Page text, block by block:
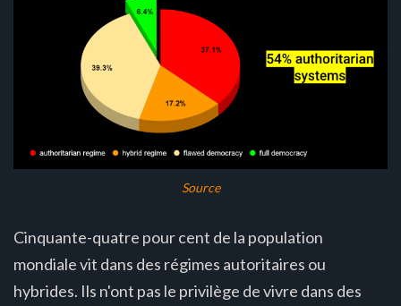
Source
Cinquante-quatre pour cent de la population
mondiale vit dans des régimes autoritaires ou
hybrides. Ils n'ont pas le privilège de vivre dans des